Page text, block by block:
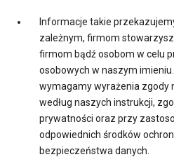
Informacje takie
zależnym, firmom
firmom bądź osobom w celu
osobowych w naszym
wymagamy wyrażenia
według naszych instrukcji,
prywatności oraz przy
odpowiednich środków
bezpieczeństwa danych.